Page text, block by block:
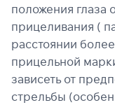
положения глаза
прицеливания (
расстоянии
прицельной
зависеть от
стрельбы